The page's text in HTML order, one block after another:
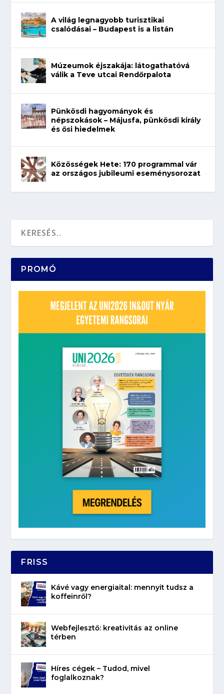
A világ legnagyobb turisztikai
csalódásai – Budapest is a listán
Múzeumok éjszakája: látogathatóvá
válik a Teve utcai Rendőrpalota
Pünkösdi hagyományok és
népszokások – Májusfa, pünkösdi király
és ősi hiedelmek
Közösségek Hete: 170 programmal vár
az országos jubileumi eseménysorozat
PROMÓ
FRISS
Kávé vagy energiaital: mennyit tudsz a
koffeinről?
Webfejlesztő: kreativitás az online
térben
Híres cégek – Tudod, mivel
foglalkoznak?